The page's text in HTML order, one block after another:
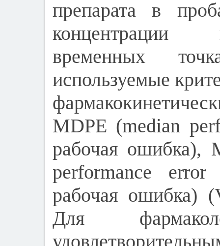
препарата в
концентрации
временных
используемые
MDPE (median
рабочая ошибка),
performance
рабочая ошибка)
Для